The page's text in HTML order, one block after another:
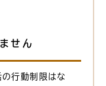
せん
行動制限はな